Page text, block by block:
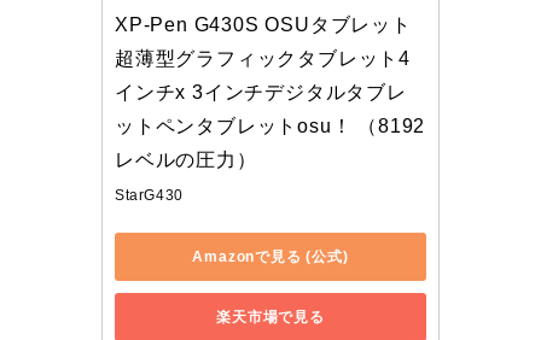
XP-Pen G430S OSUタブレット
超薄型グラフィックタブレット4
インチx 3インチデジタルタブレ
ットペンタブレットosu！ （8192
レベルの圧力）
StarG430
Amazonで見る (公式)
楽天市場で見る